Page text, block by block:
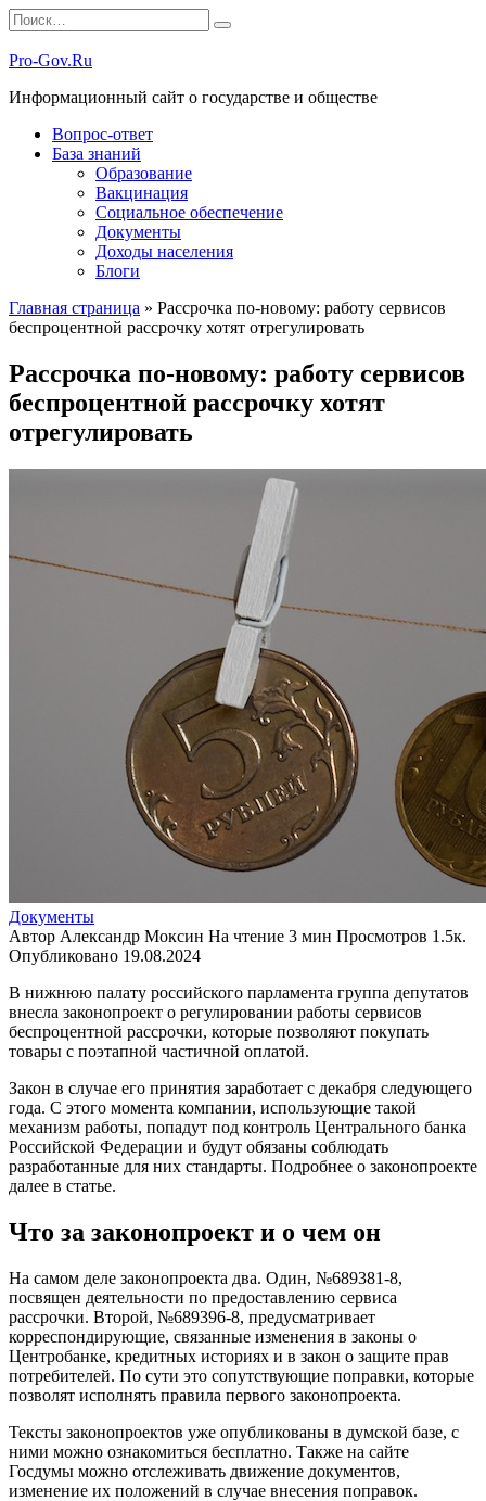
Перейти
к
содержанию
Search
for:
Pro-Gov.Ru
Информационный сайт о государстве и обществе
Вопрос-ответ
База знаний
Образование
Вакцинация
Социальное обеспечение
Документы
Доходы населения
Блоги
Главная страница » Рассрочка по-новому: работу сервисов
беспроцентной рассрочку хотят отрегулировать
Рассрочка по-новому: работу сервисов
беспроцентной рассрочку хотят
отрегулировать
Документы
Автор Александр Моксин На чтение 3 мин Просмотров 1.5к.
Опубликовано 19.08.2024
В нижнюю палату российского парламента группа депутатов
внесла законопроект о регулировании работы сервисов
беспроцентной рассрочки, которые позволяют покупать
товары с поэтапной частичной оплатой.
Закон в случае его принятия заработает с декабря следующего
года. С этого момента компании, использующие такой
механизм работы, попадут под контроль Центрального банка
Российской Федерации и будут обязаны соблюдать
разработанные для них стандарты. Подробнее о законопроекте
далее в статье.
Что за законопроект и о чем он
На самом деле законопроекта два. Один, №689381-8,
посвящен деятельности по предоставлению сервиса
рассрочки. Второй, №689396-8, предусматривает
корреспондирующие, связанные изменения в законы о
Центробанке, кредитных историях и в закон о защите прав
потребителей. По сути это сопутствующие поправки, которые
позволят исполнять правила первого законопроекта.
Тексты законопроектов уже опубликованы в думской базе, с
ними можно ознакомиться бесплатно. Также на сайте
Госдумы можно отслеживать движение документов,
изменение их положений в случае внесения поправок.